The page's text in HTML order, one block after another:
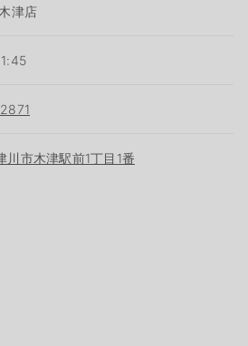
津店
川市木津駅前1丁目1番